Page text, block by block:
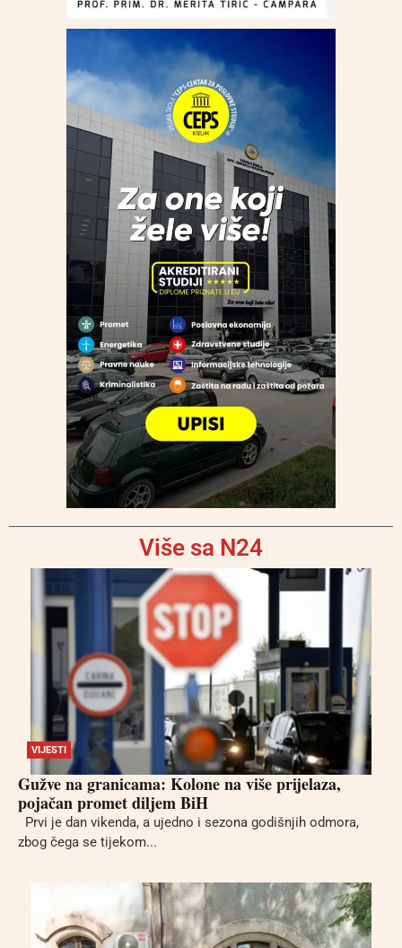
Više sa N24
VIJESTI
Gužve na granicama: Kolone na više prijelaza,
pojačan promet diljem BiH
Prvi je dan vikenda, a ujedno i sezona godišnjih odmora,
zbog čega se tijekom...